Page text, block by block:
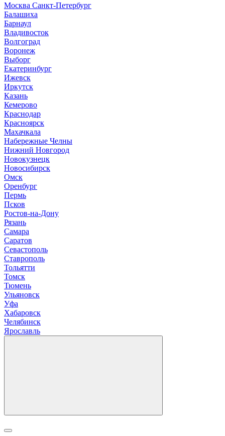
Москва Санкт-Петербург
Балашиха
Барнаул
Владивосток
Волгоград
Воронеж
Выборг
Екатеринбург
Ижевск
Иркутск
Казань
Кемерово
Краснодар
Красноярск
Махачкала
Набережные Челны
Нижний Новгород
Новокузнецк
Новосибирск
Омск
Оренбург
Пермь
Псков
Ростов-на-Дону
Рязань
Самара
Саратов
Севастополь
Ставрополь
Тольятти
Томск
Тюмень
Ульяновск
Уфа
Хабаровск
Челябинск
Ярославль